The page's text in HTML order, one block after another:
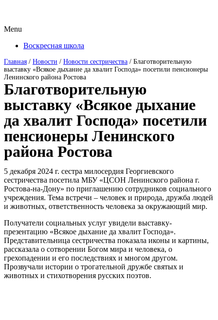
Menu
Воскресная школа
Главная / Новости / Новости сестричества / Благотворительную
выставку «Всякое дыхание да хвалит Господа» посетили пенсионеры
Ленинского района Ростова
Благотворительную
выставку «Всякое дыхание
да хвалит Господа» посетили
пенсионеры Ленинского
района Ростова
5 декабря 2024 г. сестра милосердия Георгиевского
сестричества посетила МБУ «ЦСОН Ленинского района г.
Ростова-на-Дону» по приглашению сотрудников социального
учреждения. Тема встречи – человек и природа, дружба людей
и животных, ответственность человека за окружающий мир.
Получатели социальных услуг увидели выставку-
презентацию «Всякое дыхание да хвалит Господа».
Представительница сестричества показала иконы и картины,
рассказала о сотворении Богом мира и человека, о
грехопадении и его последствиях и многом другом.
Прозвучали истории о трогательной дружбе святых и
животных и стихотворения русских поэтов.